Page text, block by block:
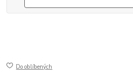
Do oblíbených